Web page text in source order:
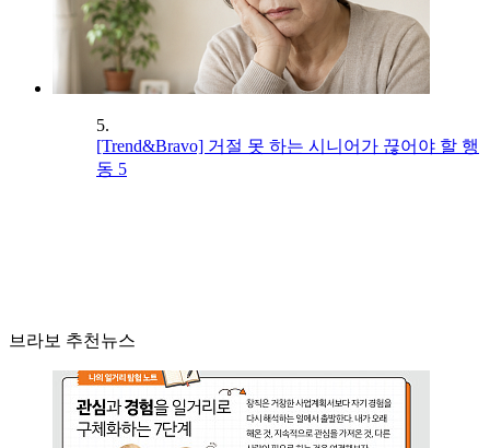
5.
[Trend&Bravo] 거절 못 하는 시니어가 끊어야 할 행
동 5
브라보 추천뉴스